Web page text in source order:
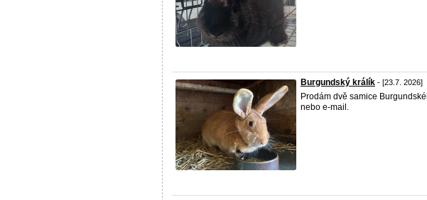
Burgundský králík - [23.7. 2026]
Prodám dvě samice
nebo e-mail.